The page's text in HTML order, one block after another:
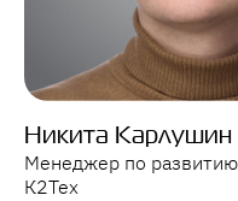
Никита Карлушин
Менеджер по развитию
К2Тех